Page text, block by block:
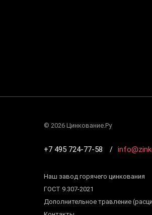
© 2026 Цинкование.Ру
+7 495 724-77-58
Наш завод горячего цинкования
ГОСТ 9.307-2021
Дополнительное травление